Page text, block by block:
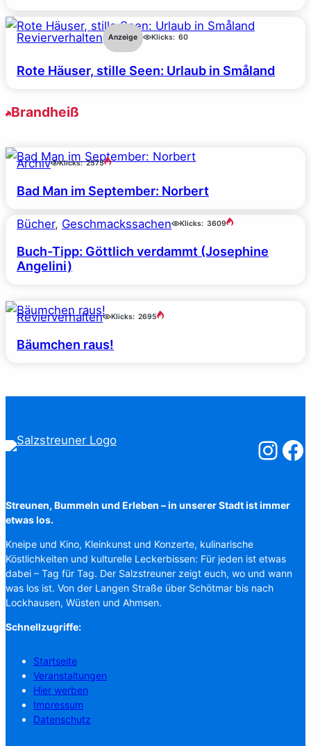
Revierverhalten Anzeige Klicks: 60
Rote Häuser, stille Seen: Urlaub in Småland
Brandheiß
Archiv Klicks: 2575
Bad Man im September: Norbert
Bücher, Geschmackssachen Klicks: 3609
Buch-Tipp: Göttlich verdammt (Josephine
Angelini)
Revierverhalten Klicks: 2695
Bäumchen raus!
Streunen, Bummeln und Erleben – in unserer Stadt ist immer
etwas los.
Kneipe und Kino, Kleinkunst und Konzerte, kulinarische
Köstlichkeiten und kulturelle Leckerbissen: Für jeden ist etwas
dabei – Tag für Tag. Der Salzstreuner zeigt euch, wo und wann
was los ist. Von der Langen Straße über Schötmar bis nach
Lockhausen, Wüsten und Ahmsen.
Schnellzugriffe:
Startseite
Veranstaltungen
Hier werben
Impressum
Datenschutz